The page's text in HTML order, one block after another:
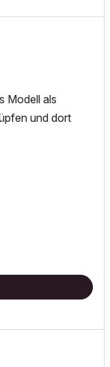
Modell als
und dort